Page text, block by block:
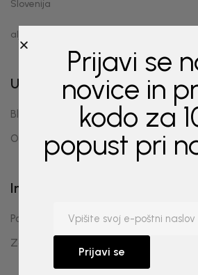
Slovenija
alja@alyarosa.si
Uporabne povezave
Blog
O nas
Informacije
Pogoji poslovanja
Zasebnost in piškotki
Prijavi se
novice in
kodo za
popust pri